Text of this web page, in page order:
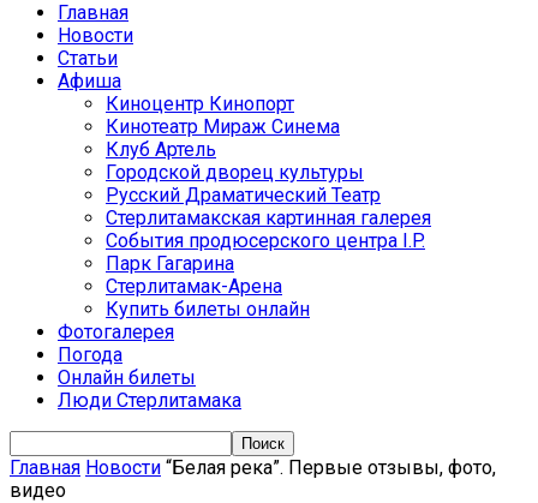
Главная
Новости
Статьи
Афиша
Киноцентр Кинопорт
Кинотеатр Мираж Синема
Клуб Артель
Городской дворец культуры
Русский Драматический Театр
Стерлитамакская картинная галерея
События продюсерского центра I.P.
Парк Гагарина
Стерлитамак-Арена
Купить билеты онлайн
Фотогалерея
Погода
Онлайн билеты
Люди Стерлитамака
Главная Новости “Белая река”. Первые отзывы, фото,
видео